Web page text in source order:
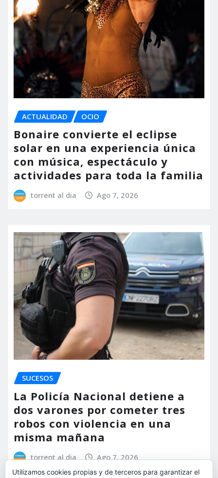
ACTUALIDAD OCIO
Bonaire convierte el eclipse
solar en una experiencia única
con música, espectáculo y
actividades para toda la familia
torrent al dia Ago 7, 2026
SUCESOS
La Policía Nacional detiene a
dos varones por cometer tres
robos con violencia en una
misma mañana
torrent al dia Ago 7, 2026
Utilizamos cookies propias y de terceros para garantizar el